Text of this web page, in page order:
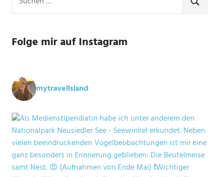
nach:
SUCHEN
Folge mir auf Instagram
mytravelisland